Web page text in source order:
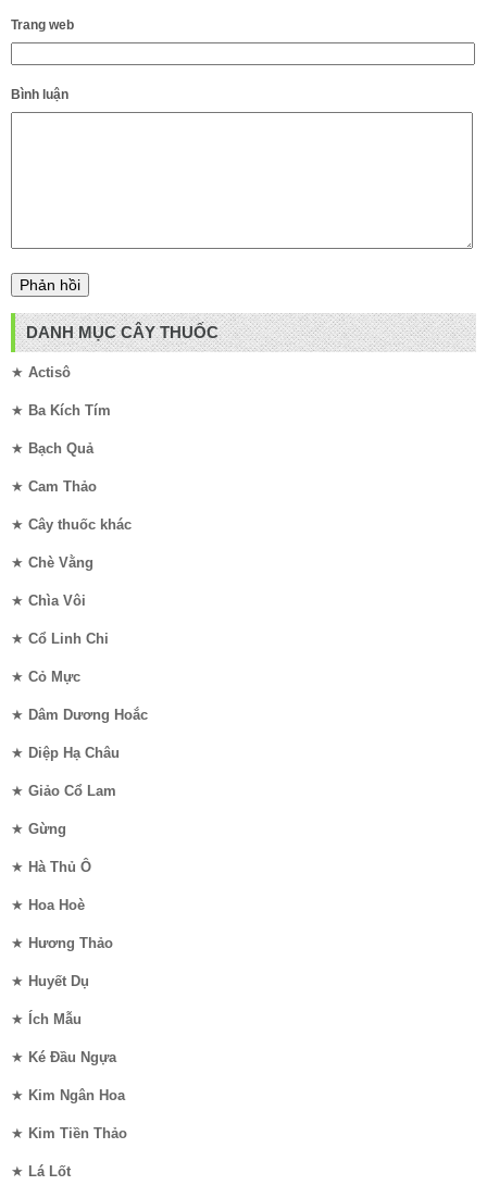
Trang web
Bình luận
DANH MỤC CÂY THUỐC
★ Actisô
★ Ba Kích Tím
★ Bạch Quả
★ Cam Thảo
★ Cây thuốc khác
★ Chè Vằng
★ Chìa Vôi
★ Cổ Linh Chi
★ Cỏ Mực
★ Dâm Dương Hoắc
★ Diệp Hạ Châu
★ Giảo Cổ Lam
★ Gừng
★ Hà Thủ Ô
★ Hoa Hoè
★ Hương Thảo
★ Huyết Dụ
★ Ích Mẫu
★ Ké Đầu Ngựa
★ Kim Ngân Hoa
★ Kim Tiền Thảo
★ Lá Lốt